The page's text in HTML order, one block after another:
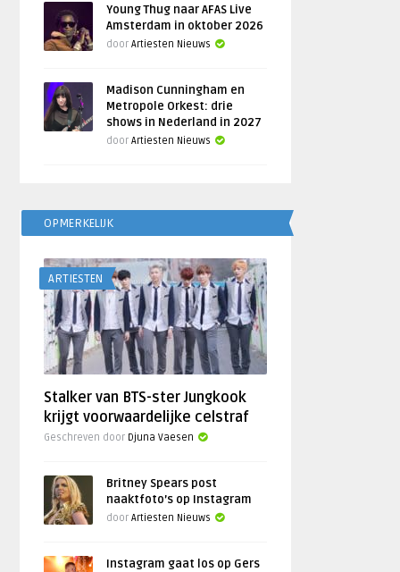
Young Thug naar AFAS Live
Amsterdam in oktober 2026
doorArtiesten Nieuws
Madison Cunningham en
Metropole Orkest: drie
shows in Nederland in 2027
doorArtiesten Nieuws
OPMERKELIJK
ARTIESTEN
Stalker van BTS-ster Jungkook
krijgt voorwaardelijke celstraf
Geschreven door Djuna Vaesen
Britney Spears post
naaktfoto’s op Instagram
doorArtiesten Nieuws
Instagram gaat los op Gers